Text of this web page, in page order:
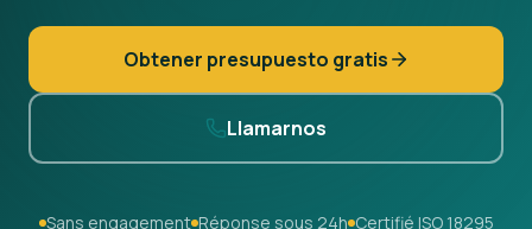
Obtener presupuesto gratis
Llamarnos
Sans engagement Réponse sous 24h Certifié ISO 18295